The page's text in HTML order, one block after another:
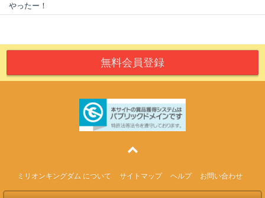
やったー！
無料会員登録
ミリオンキングダム について サイトマップ ヘルプ お問い合わせ